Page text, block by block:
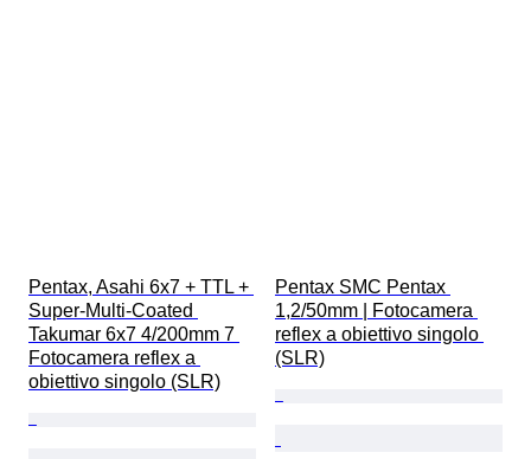
Pentax, Asahi 6x7 + TTL +
Super-Multi-Coated
Takumar 6x7 4/200mm 7
Fotocamera reflex a
obiettivo singolo (SLR)
Pentax SMC Pentax
1,2/50mm | Fotocamera
reflex a obiettivo singolo
(SLR)